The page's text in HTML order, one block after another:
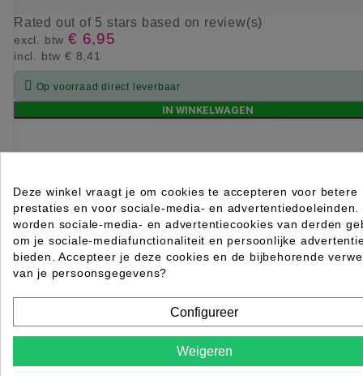
Rated out of 5 stars based on review(s)
excl. btw € 6,95
incl. btw € 8,41
 Op voorraad direct leverbaar
IN WINKELWAGEN
Deze winkel vraagt je om cookies te accepteren voor betere
prestaties en voor sociale-media- en advertentiedoeleinden.
worden sociale-media- en advertentiecookies van derden
om je sociale-mediafunctionaliteit en persoonlijke
bieden. Accepteer je deze cookies en de bijbehorende
van je persoonsgegevens?
Configureer
Weigeren